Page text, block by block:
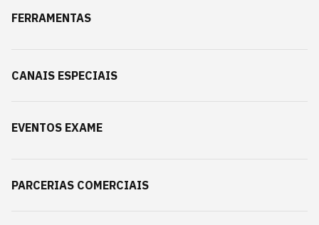
FERRAMENTAS
CANAIS ESPECIAIS
EVENTOS EXAME
PARCERIAS COMERCIAIS